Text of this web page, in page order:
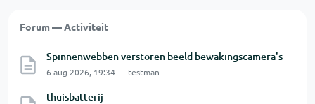
Forum — Activiteit
Spinnenwebben verstoren beeld bewakingscamera's
6 aug 2026, 19:34 — testman
thuisbatterij